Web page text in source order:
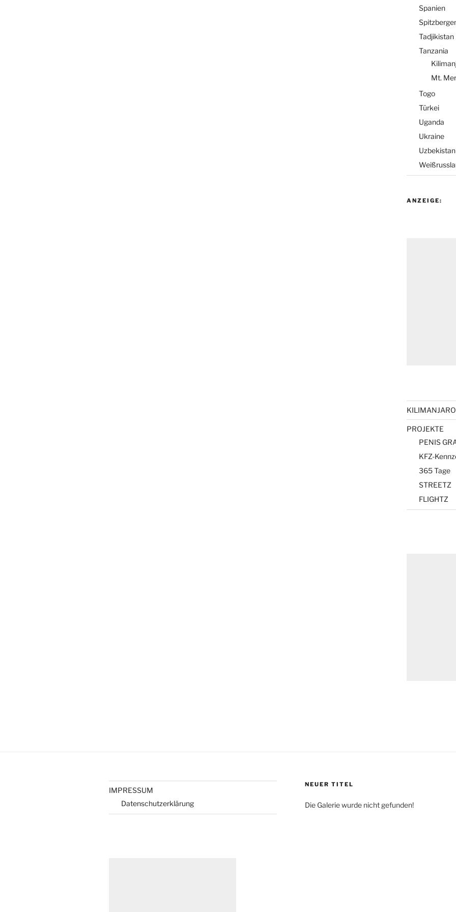
Spanien
Tadjikistan
Tanzania
Mt.
Togo
Türkei
Uganda
Ukraine
Uzbekistan
ANZEIGE:
PROJEKTE
PENIS
KFZ-
365 Tage
STREETZ
FLIGHTZ
IMPRESSUM
Datenschutzerklärung
NEUER TITEL
Die Galerie wurde nicht gefunden!